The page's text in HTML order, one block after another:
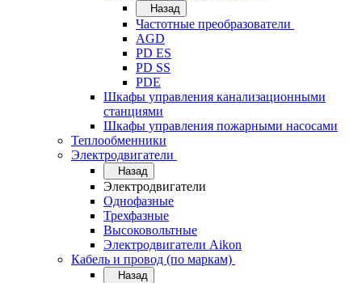
Назад
Частотные преобразователи
AGD
PD ES
PD SS
PDE
Шкафы управления канализационными
станциями
Шкафы управления пожарными насосами
Теплообменники
Электродвигатели
Назад
Электродвигатели
Однофазные
Трехфазные
Высоковольтные
Электродвигатели Aikon
Кабель и провод (по маркам)
Назад